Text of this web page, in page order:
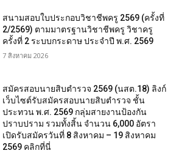
สนามสอบใบประกอบวิชาชีพครู 2569 (ครั้งที่
2/2569) ตามมาตรฐานวิชาชีพครู วิชาครู
ครั้งที่ 2 ระบบกระดาษ ประจำปี พ.ศ. 2569
7 สิงหาคม 2026
สมัครสอบนายสิบตำรวจ 2569 (นสต.18) ลิงก์
เว็บไซต์รับสมัครสอบนายสิบตำรวจ ชั้น
ประทวน พ.ศ. 2569 กลุ่มสายงานป้องกัน
ปราบปราม รวมทั้งสิ้น จำนวน 6,000 อัตรา
เปิดรับสมัครวันที่ 8 สิงหาคม – 19 สิงหาคม
2569 คลิกที่นี่